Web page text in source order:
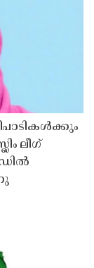
ലീഗ്